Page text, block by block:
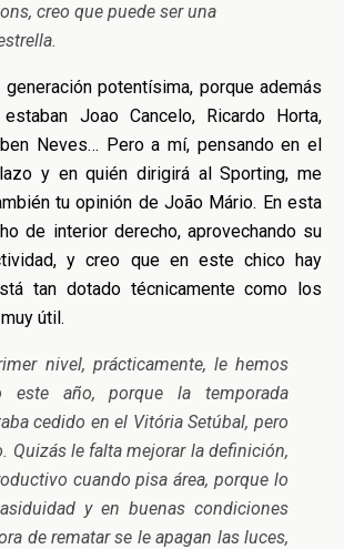
creo que puede ser una
potentísima, porque además
Joao Cancelo, Ricardo Horta,
Neves… Pero a mí, pensando en el
y en quién dirigirá al Sporting, me
tu opinión de João Mário. En esta
de interior derecho, aprovechando su
y creo que en este chico hay
tan dotado técnicamente como los
útil.
nivel, prácticamente, le hemos
este año, porque la temporada
cedido en el Vitória Setúbal, pero
Quizás le falta mejorar la definición,
cuando pisa área, porque lo
y en buenas condiciones
de rematar se le apagan las luces,